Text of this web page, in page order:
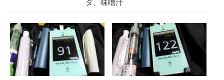
ダ、味噌汁